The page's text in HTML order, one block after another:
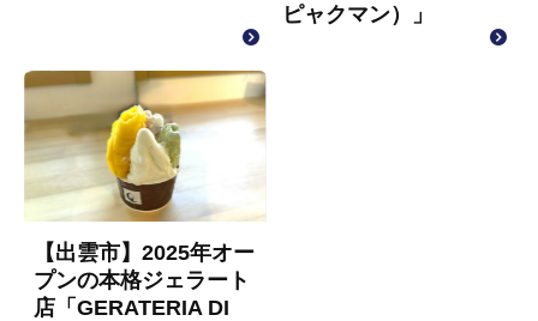
ピャクマン）」
【出雲市】2025年オー
プンの本格ジェラート
店「GERATERIA DI